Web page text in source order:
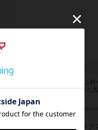
ニューオールド
ボードゲームを1,000個以上持
いるユーザー視点で良かった